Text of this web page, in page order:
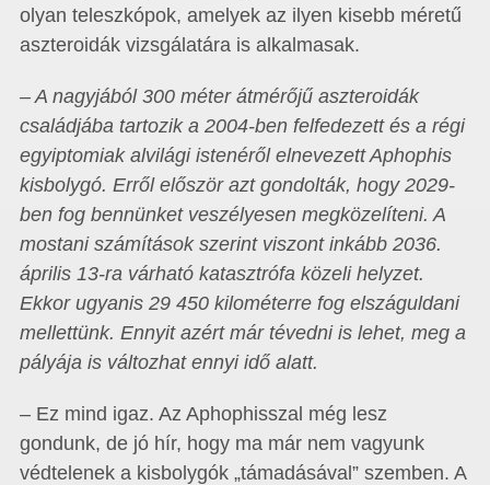
olyan teleszkópok, amelyek az ilyen kisebb méretű
aszteroidák vizsgálatára is alkalmasak.
– A nagyjából 300 méter átmérőjű aszteroidák
családjába tartozik a 2004-ben felfedezett és a régi
egyiptomiak alvilági istenéről elnevezett Aphophis
kisbolygó. Erről először azt gondolták, hogy 2029-
ben fog bennünket veszélyesen megközelíteni. A
mostani számítások szerint viszont inkább 2036.
április 13-ra várható katasztrófa közeli helyzet.
Ekkor ugyanis 29 450 kilométerre fog elszáguldani
mellettünk. Ennyit azért már tévedni is lehet, meg a
pályája is változhat ennyi idő alatt.
– Ez mind igaz. Az Aphophisszal még lesz
gondunk, de jó hír, hogy ma már nem vagyunk
védtelenek a kisbolygók „támadásával” szemben. A